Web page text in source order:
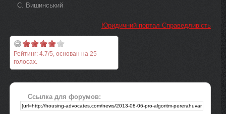
С. Вишинський
Юридичний портал Справедливість
Рейтинг: 4.7/5, основан на 25
голосах.
Ссылка для форумов: